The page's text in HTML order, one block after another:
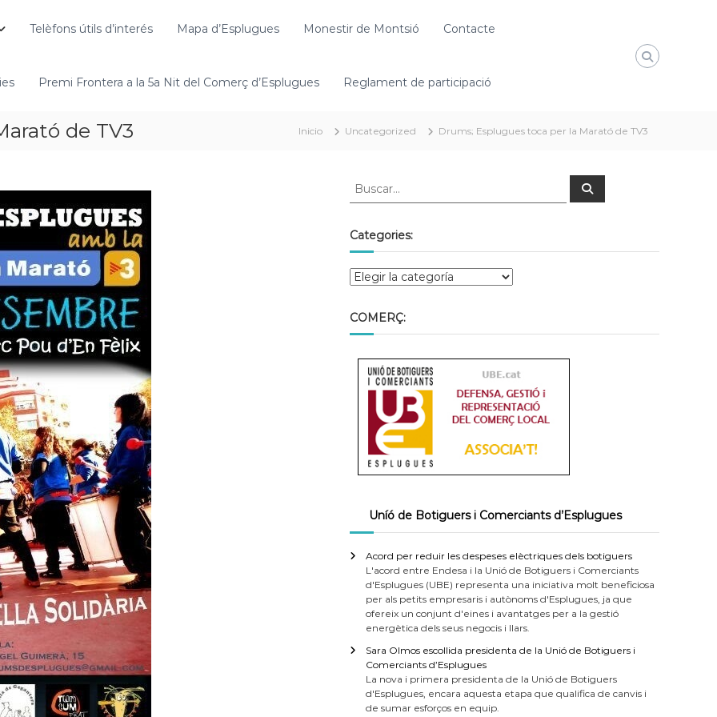
Telèfons útils d’interés Mapa d’Esplugues Monestir de Montsió Contacte
Premi Frontera a la 5a Nit del Comerç d’Esplugues Reglament de participació
de TV3 Inicio Uncategorized Drums; Esplugues toca per la Marató de TV3
Categories:
COMERÇ:
Uníó de Botiguers i Comerciants d’Esplugues
Acord per reduir les despeses elèctriques dels botiguers
L'acord entre Endesa i la Unió de Botiguers i Comerciants
d'Esplugues (UBE) representa una iniciativa molt beneficiosa
per als petits empresaris i autònoms d'Esplugues, ja que
ofereix un conjunt d'eines i avantatges per a la gestió
energètica dels seus negocis i llars.
Sara Olmos escollida presidenta de la Unió de Botiguers i
Comerciants d’Esplugues
La nova i primera presidenta de la Unió de Botiguers
d'Esplugues, encara aquesta etapa que qualifica de canvis i
de sumar esforços en equip.